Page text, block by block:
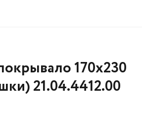
170x230
21.04.4412.00